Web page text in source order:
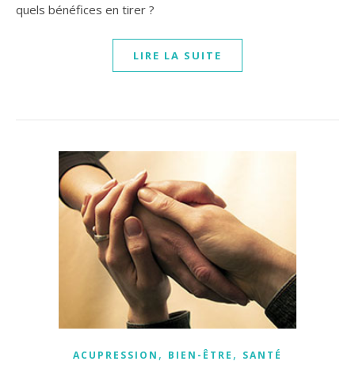
quels bénéfices en tirer ?
LIRE LA SUITE
ACUPRESSION , BIEN-ÊTRE , SANTÉ